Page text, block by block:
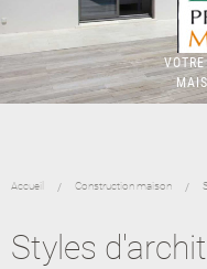
NOTRE ACTUALITÉ
Accueil Construction maison
Styles